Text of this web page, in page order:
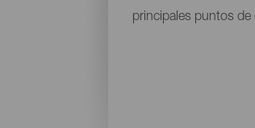
principales puntos de